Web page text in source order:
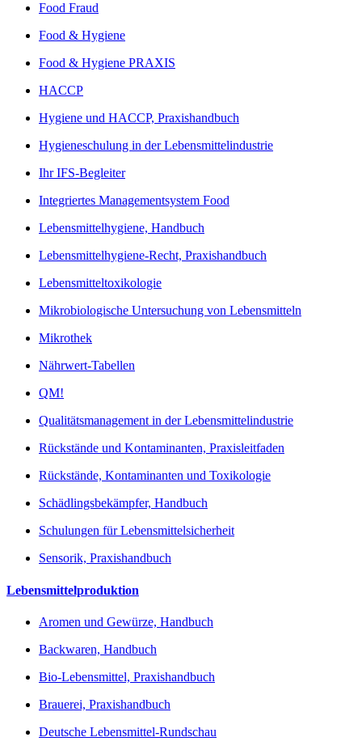
Food Fraud
Food & Hygiene
Food & Hygiene PRAXIS
HACCP
Hygiene und HACCP, Praxishandbuch
Hygieneschulung in der Lebensmittelindustrie
Ihr IFS-Begleiter
Integriertes Managementsystem Food
Lebensmittelhygiene, Handbuch
Lebensmittelhygiene-Recht, Praxishandbuch
Lebensmitteltoxikologie
Mikrobiologische Untersuchung von Lebensmitteln
Mikrothek
Nährwert-Tabellen
QM!
Qualitätsmanagement in der Lebensmittelindustrie
Rückstände und Kontaminanten, Praxisleitfaden
Rückstände, Kontaminanten und Toxikologie
Schädlingsbekämpfer, Handbuch
Schulungen für Lebensmittelsicherheit
Sensorik, Praxishandbuch
Lebensmittelproduktion
Aromen und Gewürze, Handbuch
Backwaren, Handbuch
Bio-Lebensmittel, Praxishandbuch
Brauerei, Praxishandbuch
Deutsche Lebensmittel-Rundschau